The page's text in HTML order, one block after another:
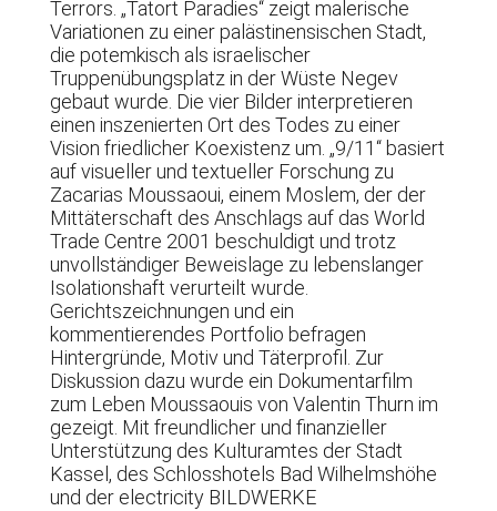
Terrors. „Tatort Paradies“ zeigt malerische
Variationen zu einer palästinensischen Stadt,
die potemkisch als israelischer
Truppenübungsplatz in der Wüste Negev
gebaut wurde. Die vier Bilder interpretieren
einen inszenierten Ort des Todes zu einer
Vision friedlicher Koexistenz um. „9/11“ basiert
auf visueller und textueller Forschung zu
Zacarias Moussaoui, einem Moslem, der der
Mittäterschaft des Anschlags auf das World
Trade Centre 2001 beschuldigt und trotz
unvollständiger Beweislage zu lebenslanger
Isolationshaft verurteilt wurde.
Gerichtszeichnungen und ein
kommentierendes Portfolio befragen
Hintergründe, Motiv und Täterprofil. Zur
Diskussion dazu wurde ein Dokumentarfilm
zum Leben Moussaouis von Valentin Thurn im
gezeigt. Mit freundlicher und finanzieller
Unterstützung des Kulturamtes der Stadt
Kassel, des Schlosshotels Bad Wilhelmshöhe
und der electricity BILDWERKE